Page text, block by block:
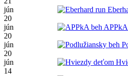
jún
20
jún
20
jún
20
jún
14